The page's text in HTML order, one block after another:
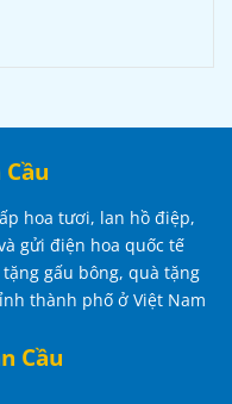
hoa tươi, lan hồ điệp,
gửi điện hoa quốc tế
gấu bông, quà tặng
thành phố ở Việt Nam
Cầu